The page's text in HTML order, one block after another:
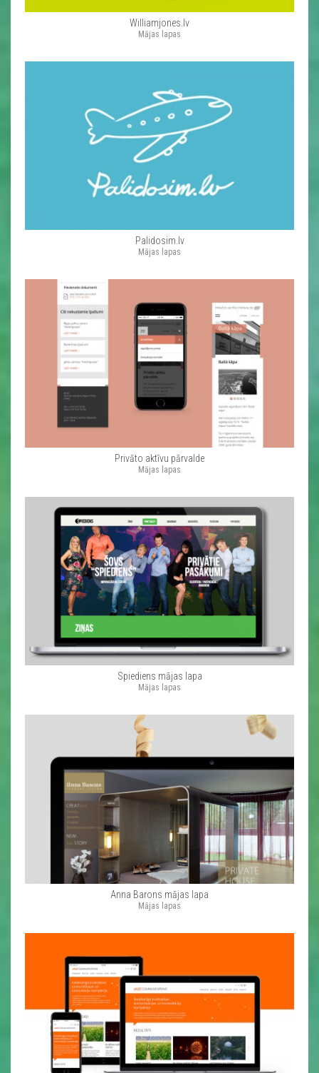
Williamjones.lv
Mājas lapas
Palidosim.lv
Mājas lapas
Privāto aktīvu pārvalde
Mājas lapas
Spiediens mājas lapa
Mājas lapas
Anna Barons mājas lapa
Mājas lapas